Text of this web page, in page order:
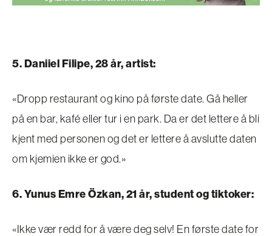
5. Daniiel Filipe, 28 år, artist:
«Dropp restaurant og kino på første date. Gå heller
på en bar, kafé eller tur i en park. Da er det lettere å bli
kjent med personen og det er lettere å avslutte daten
om kjemien ikke er god.»
6. Yunus Emre Özkan, 21 år, student og tiktoker:
«Ikke vær redd for å være deg selv! En første date for